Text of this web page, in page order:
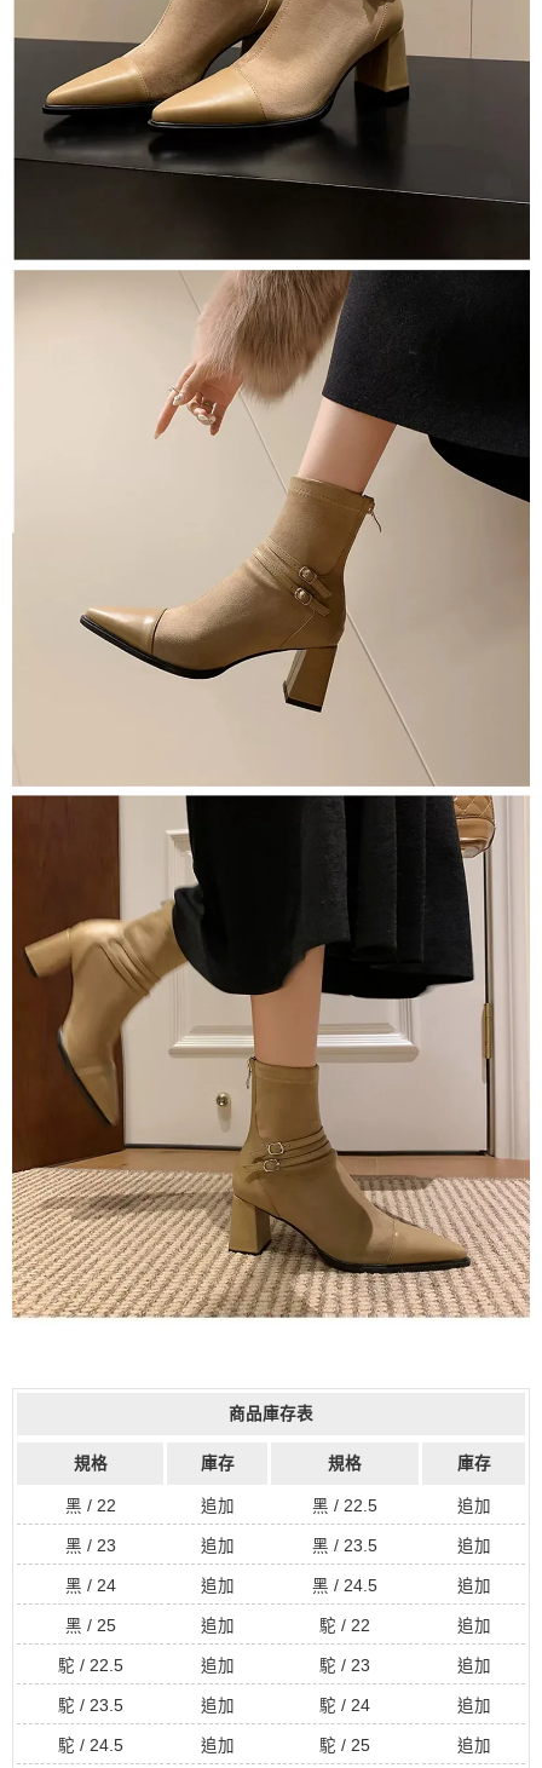
商品庫存表
規格 庫存 規格 庫存
黑 / 22 追加 黑 / 22.5 追加
黑 / 23 追加 黑 / 23.5 追加
黑 / 24 追加 黑 / 24.5 追加
黑 / 25 追加 駝 / 22 追加
駝 / 22.5 追加 駝 / 23 追加
駝 / 23.5 追加 駝 / 24 追加
駝 / 24.5 追加 駝 / 25 追加